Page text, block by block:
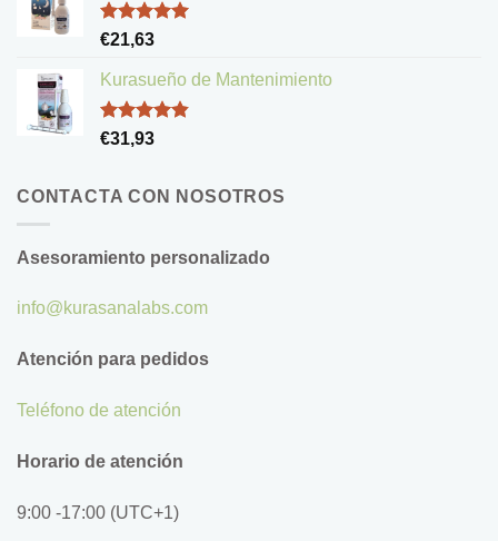
Valorado
de 5
€21,63
Kurasueño de Mantenimiento
Valorado
€31,93
CONTACTA CON NOSOTROS
Asesoramiento personalizado
info@kurasanalabs.com
Atención para pedidos
Teléfono de atención
Horario de atención
9:00 -17:00 (UTC+1)